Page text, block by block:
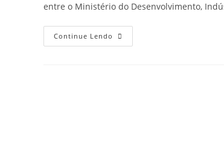
entre o Ministério do Desenvolvimento,
Continue Lendo